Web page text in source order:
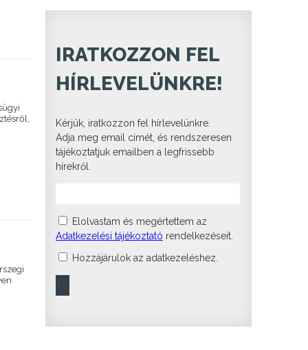
IRATKOZZON FEL
HÍRLEVELÜNKRE!
Kérjük, iratkozzon fel hírlevelünkre.
Adja meg email címét, és rendszeresen
tájékoztatjuk emailben a legfrissebb
hírekről.
Elolvastam és megértettem az
Adatkezelési tájékoztató rendelkezéseit.
Hozzájárulok az adatkezeléshez.